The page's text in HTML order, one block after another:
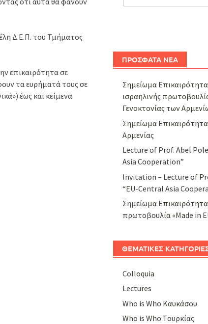
Δ.Ε.Π. του Τμήματος
επικαιρότητα σε
τα ευρήματά τους σε
έως και κείμενα
ΠΡΟΣΦΑΤΑ ΝΕΑ
Σημείωμα
ισραηλινής
Γενοκτονίας των
Σημείωμα
Αρμενίας
Lecture of Prof. Abel
Asia Cooperation”
Invitation – Lecture of
“EU-Central Asia
Σημείωμα
πρωτοβουλία «Made in
ΘΕΜΑΤΙΚΕΣ
Colloquia
Lectures
Who is Who Καυκάσου
Who is Who Τουρκίας